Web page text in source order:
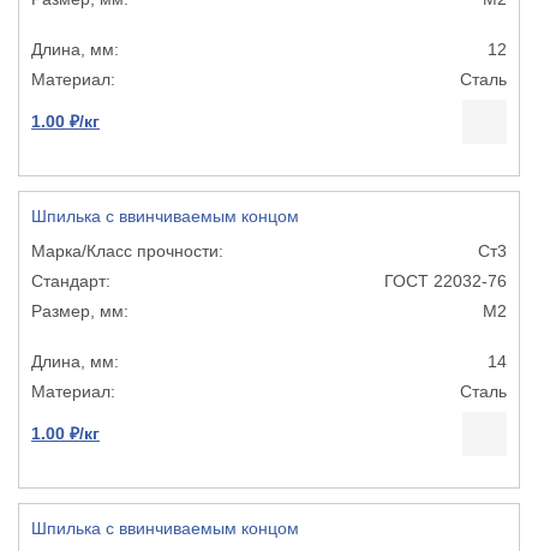
12
Сталь
1.00 ₽/кг
Шпилька с ввинчиваемым концом
Ст3
ГОСТ 22032-76
М2
14
Сталь
1.00 ₽/кг
Шпилька с ввинчиваемым концом